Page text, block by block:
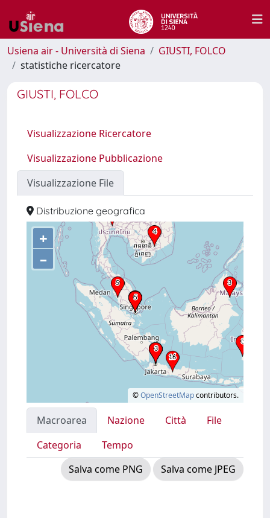
Usiena air - Università di Siena
GIUSTI, FOLCO
statistiche ricercatore
GIUSTI, FOLCO
Visualizzazione Ricercatore
Visualizzazione Pubblicazione
Visualizzazione File
Distribuzione geografica
+
–
©OpenStreetMapcontributors.
Macroarea Nazione Città
File
Categoria
Tempo
Salva come PNG
Salva come JPEG